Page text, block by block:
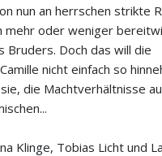
nun an herrschen strikte
mehr oder weniger
Bruders. Doch das will die
nicht einfach so
die Machtverhältnisse
Klinge, Tobias Licht und